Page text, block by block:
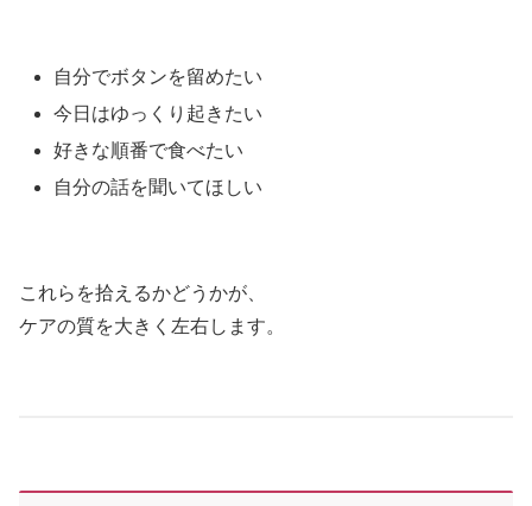
自分でボタンを留めたい
今日はゆっくり起きたい
好きな順番で食べたい
自分の話を聞いてほしい
これらを拾えるかどうかが、
ケアの質を大きく左右します。